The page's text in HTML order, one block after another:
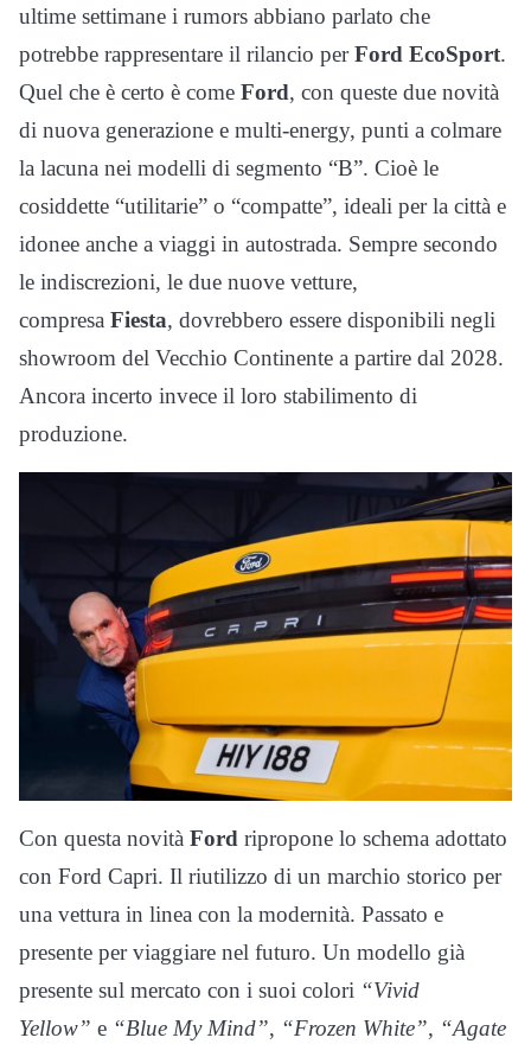
ultime settimane i rumors abbiano parlato che
potrebbe rappresentare il rilancio perFord EcoSport.
Quel che è certo è come Ford, con queste due novità
di nuova generazione e multi-energy, punti a colmare
la lacuna nei modelli di segmento “B”. Cioè le
cosiddette “utilitarie” o “compatte”, ideali per la città e
idonee anche a viaggi in autostrada. Sempre secondo
le indiscrezioni, le due nuove vetture,
compresa Fiesta, dovrebbero essere disponibili negli
showroom del Vecchio Continente a partire dal 2028.
Ancora incerto invece il loro stabilimento di
produzione.
Con questa novità Ford ripropone lo schema adottato
con Ford Capri. Il riutilizzo di un marchio storico per
una vettura in linea con la modernità. Passato e
presente per viaggiare nel futuro. Un modello già
presente sul mercato con i suoi colori “Vivid
Yellow” e “Blue My Mind”, “Frozen White”, “Agate